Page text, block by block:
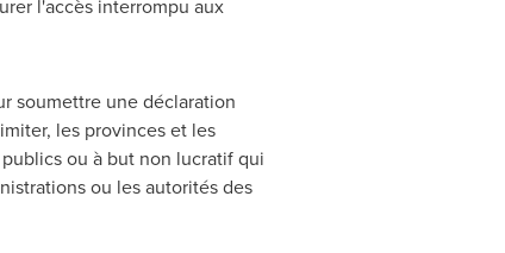
l'accès interrompu aux
soumettre une déclaration
les provinces et les
ou à but non lucratif qui
ou les autorités des